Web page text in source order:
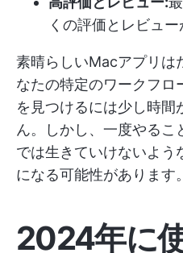
くの評価とレビュー
素晴らしいMacアプリは
なたの特定のワークフロ
を見つけるには少し時間
ん。しかし、一度やるこ
では生きていけないよう
になる可能性があります。
2024年に